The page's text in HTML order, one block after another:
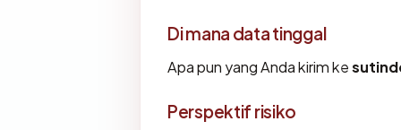
Di mana data tinggal
Apa pun yang Anda kirim ke
Perspektif risiko